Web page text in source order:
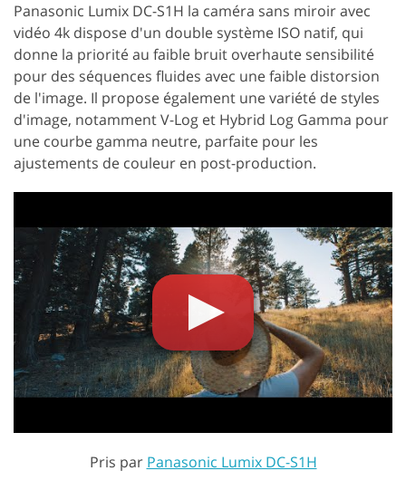
Panasonic Lumix DC-S1H la caméra sans miroir avec
vidéo 4k dispose d'un double système ISO natif, qui
donne la priorité au faible bruit overhaute sensibilité
pour des séquences fluides avec une faible distorsion
de l'image. Il propose également une variété de styles
d'image, notamment V-Log et Hybrid Log Gamma pour
une courbe gamma neutre, parfaite pour les
ajustements de couleur en post-production.
Pris par Panasonic Lumix DC-S1H